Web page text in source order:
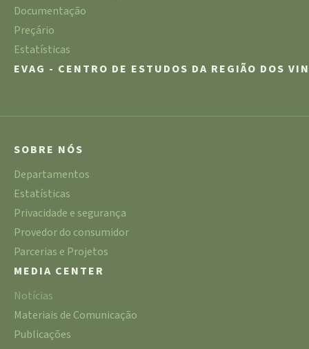
Documentação
Preçário
Estatísticas
EVAG - CENTRO DE ESTUDOS DA REGIÃO DOS
SOBRE NÓS
Departamentos
Estatísticas
Privacidade e segurança
Provedor do consumidor
Parcerias e Projetos
MEDIA CENTER
Notícias
Materiais de Comunicação
Publicações